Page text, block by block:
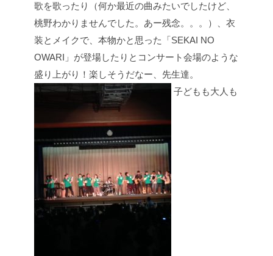
歌を歌ったり（何か最近の曲みたいでしたけど、
桃野わかりませんでした。あー残念。。。）、衣
装とメイクで、本物かと思った「SEKAI NO
OWARI」が登場したりとコンサート会場のような
盛り上がり！楽しそうだなー、先生達。
子どもも大人も